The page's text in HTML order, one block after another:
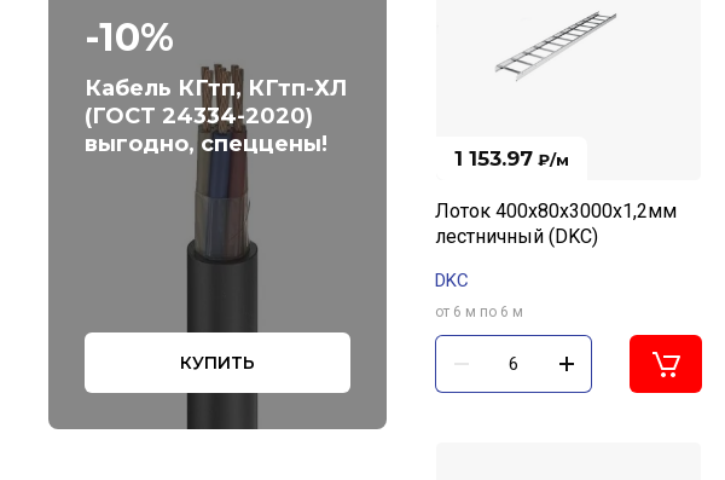
-10%
Кабель КГтп, КГтп-ХЛ
(ГОСТ 24334-2020)
выгодно, спеццены!
КУПИТЬ
1 153.97 ₽/м
Лоток 400х80х3000х1,2мм
лестничный (DKC)
DKC
от 6 м по 6 м